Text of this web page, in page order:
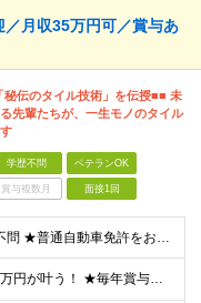
月収35万円可／賞与あ
秘伝のタイル技術」を伝授■■ 未
先輩たちが、一生モノのタイル
学歴不問 ベテランOK
賞与複数月 面接1回
★未経験歓迎 ★学歴不問 ★普通自動車免許をお持ちの方 面接では学歴や過去の経験は一切こだわりません！ チャレンジしてみたいという気持ちがあれば、 誰でもご応募してください◎
★入社3年目で月給35万円が叶う！ ★毎年賞与あり 日給11,000～21,000円（※日給月給制）＋賞与 ※残業代は別途支給します ※試用期間3ヵ月あり。期間中の給与・待遇の差異はありません ※日